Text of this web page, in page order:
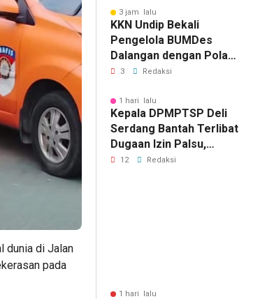
dunia di Jalan
pada
3 jam lalu
KKN Undip Bekali
Pengelola BUMDes
Dalangan dengan Pola
Pikir Inovatif
3 Redaksi
1 hari lalu
Kepala DPMPTSP Deli
Serdang Bantah Terlibat
Dugaan Izin Palsu,
Tegaskan Proses
12 Redaksi
1 hari lalu